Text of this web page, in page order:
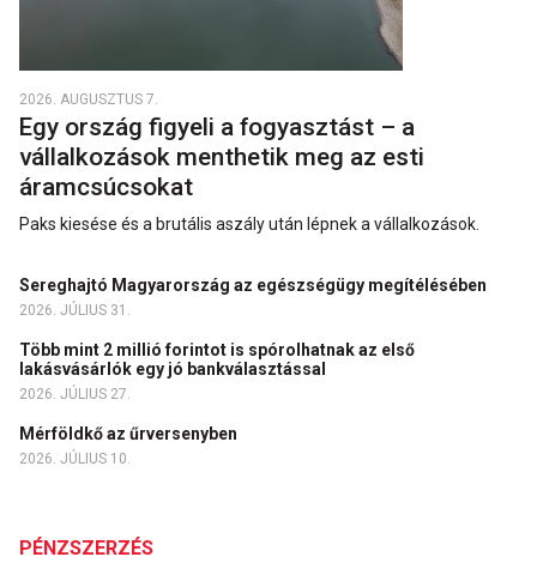
2026. AUGUSZTUS 7.
Egy ország figyeli a fogyasztást – a
vállalkozások menthetik meg az esti
áramcsúcsokat
Paks kiesése és a brutális aszály után lépnek a vállalkozások.
Sereghajtó Magyarország az egészségügy megítélésében
2026. JÚLIUS 31.
Több mint 2 millió forintot is spórolhatnak az első
lakásvásárlók egy jó bankválasztással
2026. JÚLIUS 27.
Mérföldkő az űrversenyben
2026. JÚLIUS 10.
PÉNZSZERZÉS